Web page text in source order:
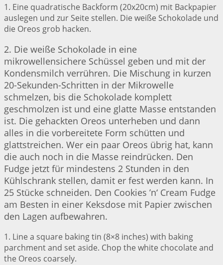
1. Eine quadratische Backform (20x20cm) mit Backpapier
auslegen und zur Seite stellen. Die weiße Schokolade und
die Oreos grob hacken.
2. Die weiße Schokolade in eine
mikrowellensichere Schüssel geben und mit der
Kondensmilch verrühren. Die Mischung in kurzen
20-Sekunden-Schritten in der Mikrowelle
schmelzen, bis die Schokolade komplett
geschmolzen ist und eine glatte Masse entstanden
ist. Die gehackten Oreos unterheben und dann
alles in die vorbereitete Form schütten und
glattstreichen. Wer ein paar Oreos übrig hat, kann
die auch noch in die Masse reindrücken. Den
Fudge jetzt für mindestens 2 Stunden in den
Kühlschrank stellen, damit er fest werden kann. In
25 Stücke schneiden. Den Cookies ’n‘ Cream Fudge
am Besten in einer Keksdose mit Papier zwischen
den Lagen aufbewahren.
1. Line a square baking tin (8×8 inches) with baking
parchment and set aside. Chop the white chocolate and
the Oreos coarsely.